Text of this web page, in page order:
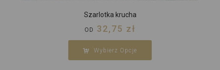
Szarlotka krucha
OD 32,75 zł
Wybierz Opcje